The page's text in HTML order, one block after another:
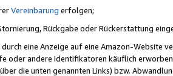
Vereinbarung erfolgen;
Rückgabe oder Rückerstattung
eine Anzeige auf eine Amazon-Website
oder andere Identifikatoren käuflich
die unten genannten Links) bzw.